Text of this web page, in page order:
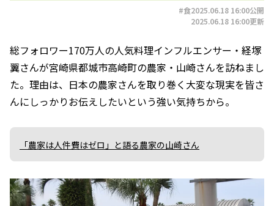
#食2025.06.18 16:00公開
2025.06.18 16:00更新
総フォロワー170万人の人気料理インフルエンサー・経塚
翼さんが宮崎県都城市高崎町の農家・山崎さんを訪ねまし
た。理由は、日本の農家さんを取り巻く大変な現実を皆さ
んにしっかりお伝えしたいという強い気持ちから。
「農家は人件費はゼロ」と語る農家の山崎さん